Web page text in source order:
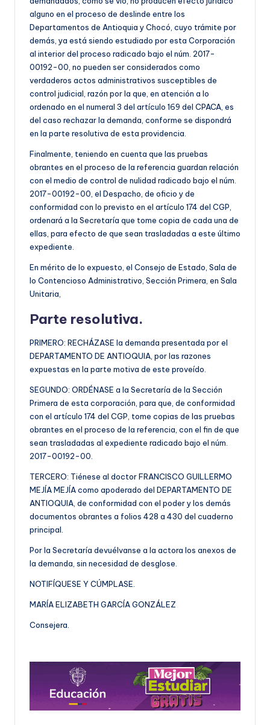
alguno en el proceso de deslinde entre los
Departamentos de Antioquia y Chocó, cuyo trámite por
demás, ya está siendo estudiado por esta Corporación
al interior del proceso radicado bajo el núm. 2017-
00192-00, no pueden ser considerados como
verdaderos actos administrativos susceptibles de
control judicial, razón por la que, en atención a lo
ordenado en el numeral 3 del artículo 169 del CPACA, es
del caso rechazar la demanda, conforme se dispondrá
en la parte resolutiva de esta providencia.
Finalmente, teniendo en cuenta que las pruebas
obrantes en el proceso de la referencia guardan relación
con el medio de control de nulidad radicado bajo el núm.
2017-00192-00, el Despacho, de oficio y de
conformidad con lo previsto en el artículo 174 del CGP,
ordenará a la Secretaría que tome copia de cada una de
ellas, para efecto de que sean trasladadas a este último
expediente.
En mérito de lo expuesto, el Consejo de Estado, Sala de
lo Contencioso Administrativo, Sección Primera, en Sala
Unitaria,
Parte resolutiva.
PRIMERO: RECHÁZASE la demanda presentada por el
DEPARTAMENTO DE ANTIOQUIA, por las razones
expuestas en la parte motiva de este proveído.
SEGUNDO: ORDÉNASE a la Secretaría de la Sección
Primera de esta corporación, para que, de conformidad
con el artículo 174 del CGP, tome copias de las pruebas
obrantes en el proceso de la referencia, con el fin de que
sean trasladadas al expediente radicado bajo el núm.
2017-00192-00.
TERCERO: Tiénese al doctor FRANCISCO GUILLERMO
MEJÍA MEJÍA como apoderado del DEPARTAMENTO DE
ANTIOQUIA, de conformidad con el poder y los demás
documentos obrantes a folios 428 a 430 del cuaderno
principal.
Por la Secretaría devuélvanse a la actora los anexos de
la demanda, sin necesidad de desglose.
NOTIFÍQUESE Y CÚMPLASE.
MARÍA ELIZABETH GARCÍA GONZÁLEZ
Consejera.